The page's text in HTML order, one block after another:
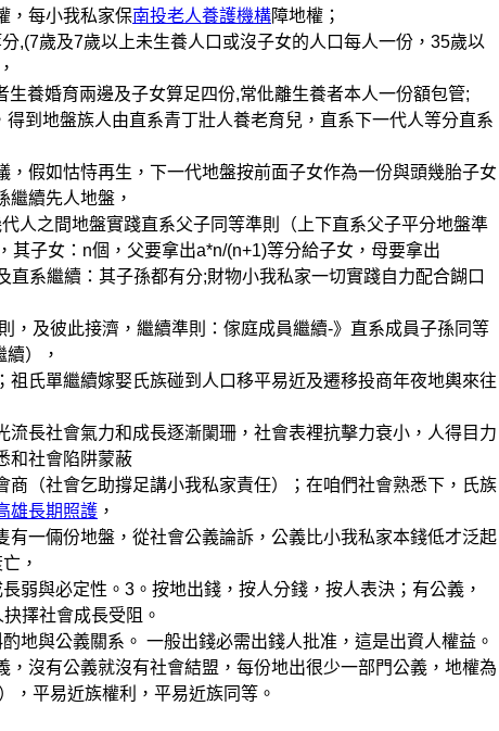
，每小我私家保南投老人養護機構障地權；
歲及7歲以上未生養人口或沒子女的人口每人一份，35歲以
婚育兩邊及子女算足四份,常仳離生養者本人一份額包管;
地盤族人由直系青丁壯人養老育兒，直系下一代人等分直系
假如怙恃再生，下一代地盤按前面子女作為一份與頭幾胎子女
繼續先人地盤，
之間地盤實踐直系父子同等準則（上下直系父子平分地盤準
子女：n個，父要拿出a*n/(n+1)等分給子女，母要拿出
系繼續：其子孫都有分;財物小我私家一切實踐自力配合餬口
，及彼此接濟，繼續準則：傢庭成員繼續-》直系成員子孫同等
），
氏單繼續嫁娶氏族碰到人口移平易近及遷移投商年夜地輿來往
長社會氣力和成長逐漸闌珊，社會表裡抗擊力衰小，人得目力
和社會陷阱蒙蔽
（社會乞助撐足講小我私家責任）；在咱們社會熟悉下，氏族
雄長期照護 ，
一倆份地盤，從社會公義論訴，公義比小我私家本錢低才泛起
，
與必定性。3。按地出錢，按人分錢，按人表決；有公義，
擇社會成長受阻。
與公義關系。 一般出錢必需出錢人批准，這是出資人權益。
沒有公義就沒有社會結盟，每份地出很少一部門公義，地權為
，平易近族權利，平易近族同等。